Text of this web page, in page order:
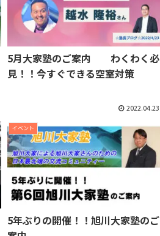
5月大家塾のご案内 わくわく必
見！！今すぐできる空室対策
2022.04.23
イベント
5年ぶりの開催！！旭川大家塾のご